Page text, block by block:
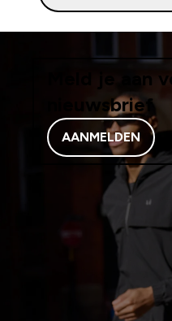
Meld je aan
nieuwsbrief
AANMELDEN